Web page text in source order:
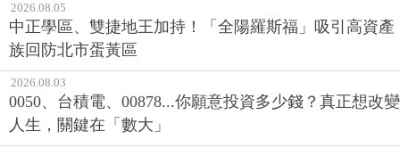
2026.08.05
中正學區、雙捷地王加持！「全陽羅斯福」吸引高資產
族回防北市蛋黃區
2026.08.03
0050、台積電、00878...你願意投資多少錢？真正想改變
人生，關鍵在「數大」